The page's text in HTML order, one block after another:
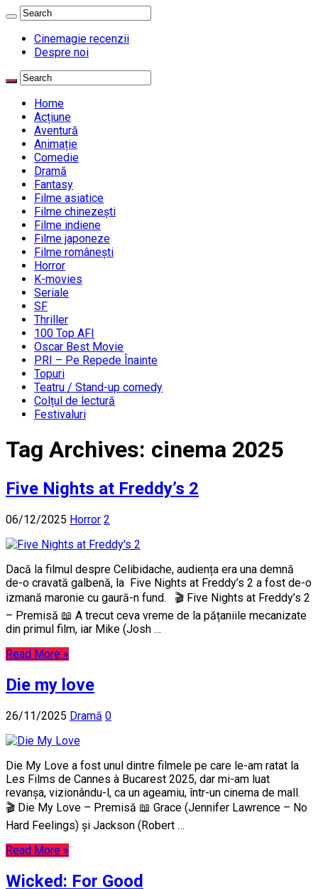
Cinemagie recenzii
Despre noi
Home
Acțiune
Aventură
Animație
Comedie
Dramă
Fantasy
Filme asiatice
Filme chinezești
Filme indiene
Filme japoneze
Filme românești
Horror
K-movies
Seriale
SF
Thriller
100 Top AFI
Oscar Best Movie
PRI – Pe Repede Înainte
Topuri
Teatru / Stand-up comedy
Colțul de lectură
Festivaluri
Tag Archives: cinema 2025
Five Nights at Freddy’s 2
06/12/2025 Horror 2
Dacă la filmul despre Celibidache, audiența era una demnă
de-o cravată galbenă, la Five Nights at Freddy’s 2 a fost de-o
izmană maronie cu gaură-n fund. 🎬 Five Nights at Freddy’s 2
– Premisă 📖 A trecut ceva vreme de la pățaniile mecanizate
din primul film, iar Mike (Josh …
Read More »
Die my love
26/11/2025 Dramă 0
Die My Love a fost unul dintre filmele pe care le-am ratat la
Les Films de Cannes à Bucarest 2025, dar mi-am luat
revanșa, vizionându-l, ca un ageamiu, într-un cinema de mall.
🎬 Die My Love – Premisă 📖 Grace (Jennifer Lawrence – No
Hard Feelings) și Jackson (Robert …
Read More »
Wicked: For Good